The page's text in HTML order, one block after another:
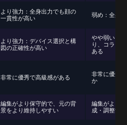
より強力：全身出力でも顔の
一貫性が高い
弱め：全身
より強力：デバイス選択と構
図の正確性が高い
やや弱い：
り、コラー
ある
非常に優秀で高級感がある
非常に優秀
か
編集がより保守的で、元の背
景をより維持しやすい
編集がより
成・調整す